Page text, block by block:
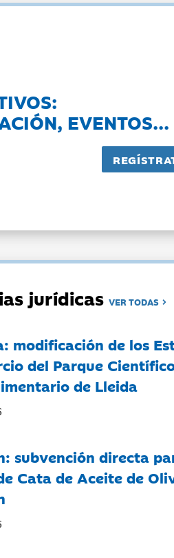
EVENTOS...
jurídicasVER TODAS
modificación de los
del Parque
de Lleida
subvención directa
Cata de Aceite de